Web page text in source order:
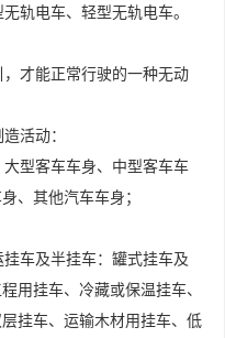
轨电车、轻型无轨电车。
才能正常行驶的一种无动
活动：
型客车车身、中型客车车
、其他汽车车身；
车及半挂车：罐式挂车及
用挂车、冷藏或保温挂车、
挂车、运输木材用挂车、低